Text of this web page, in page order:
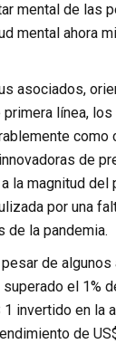
mental de las
mental ahora
asociados,
línea,
como
de
la magnitud del
por una
de la pandemia.
de algunos
el 1%
invertido en la
de